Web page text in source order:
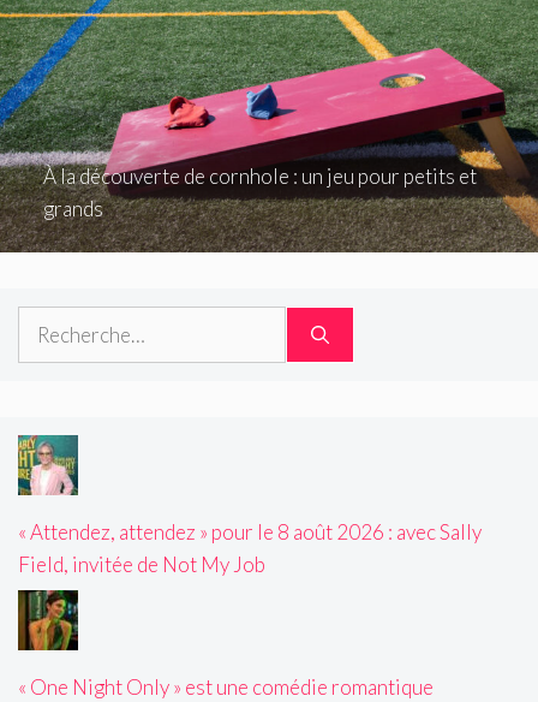
À la découverte de cornhole : un jeu pour petits et
grands
Rechercher :
« Attendez, attendez » pour le 8 août 2026 : avec Sally
Field, invitée de Not My Job
« One Night Only » est une comédie romantique